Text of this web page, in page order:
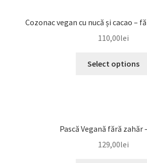
Cozonac vegan cu nucă și cacao –
110,00lei
Select options
Pască Vegană fără zahăr
129,00lei